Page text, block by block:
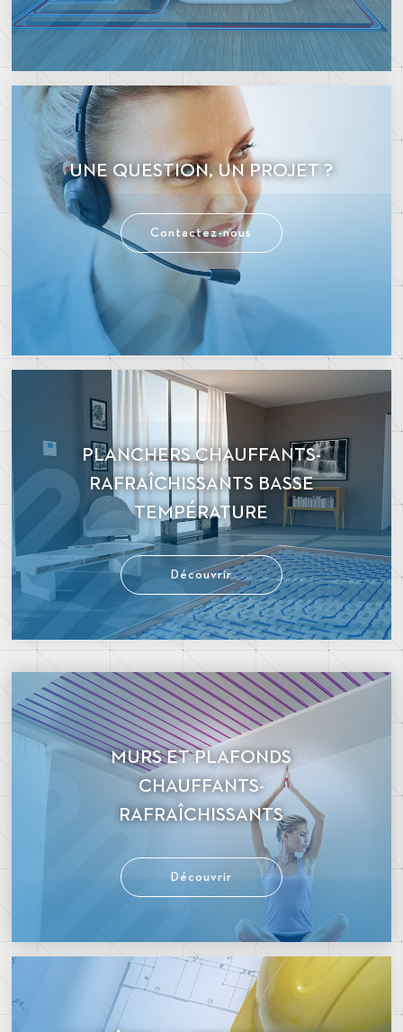
UNE QUESTION, UN PROJET ?
Contactez-nous
PLANCHERS CHAUFFANTS-
RAFRAÎCHISSANTS BASSE
TEMPÉRATURE
Découvrir
MURS ET PLAFONDS
CHAUFFANTS-
RAFRAÎCHISSANTS
Découvrir